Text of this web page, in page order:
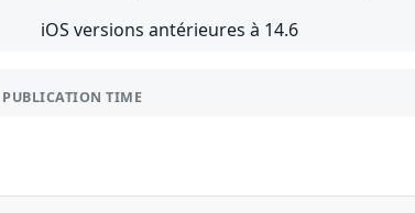
iOS versions antérieures à 14.6
PUBLICATION TIME